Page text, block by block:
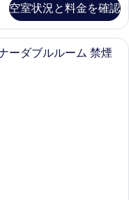
空室状況と料金を確認
アムコンフォートフロア コー
ーダブルルーム 禁煙